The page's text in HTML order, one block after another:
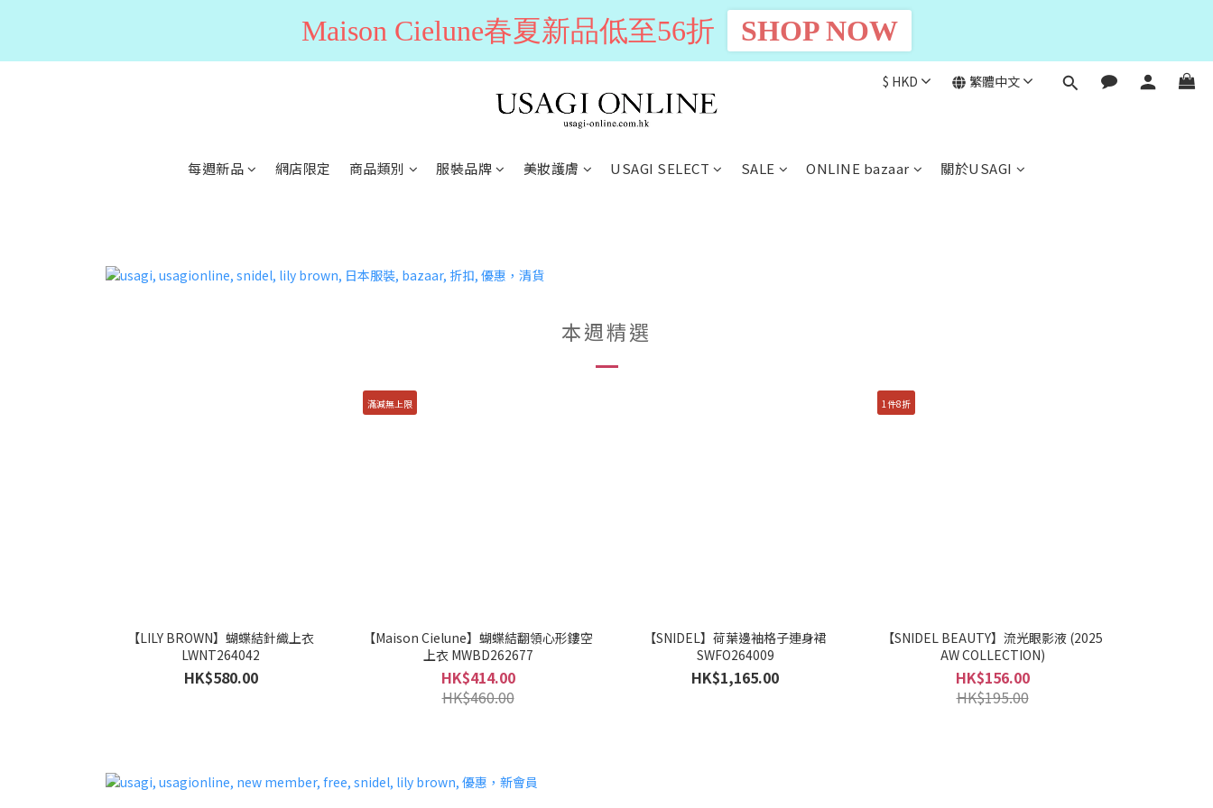
每週新品 網店限定 商品類別 服裝品牌 美妝護膚 USAGI SELECT SALE ONLINE bazaar 關於USAGI
$ HKD 繁體中文
本週精選
【LILY BROWN】蝴蝶結針織上衣
LWNT264042
HK$580.00
滿減無上限
【Maison Cielune】蝴蝶結翻領心形鏤空
上衣 MWBD262677
HK$414.00
HK$460.00
【SNIDEL】荷葉邊袖格子連身裙
SWFO264009
HK$1,165.00
1件8折
【SNIDEL BEAUTY】流光眼影液 (2025
AW COLLECTION)
HK$156.00
HK$195.00
Maison Cielune春夏新品低至56折 SHOP NOW